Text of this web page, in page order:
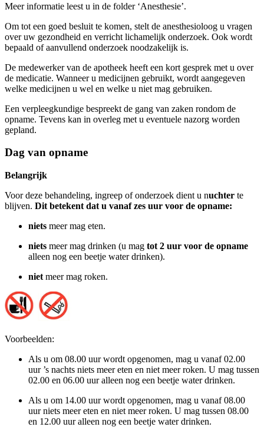
Meer informatie leest u in de folder ‘Anesthesie’.
Om tot een goed besluit te komen, stelt de anesthesioloog u vragen
over uw gezondheid en verricht lichamelijk onderzoek. Ook wordt
bepaald of aanvullend onderzoek noodzakelijk is.
De medewerker van de apotheek heeft een kort gesprek met u over
de medicatie. Wanneer u medicijnen gebruikt, wordt aangegeven
welke medicijnen u wel en welke u niet mag gebruiken.
Een verpleegkundige bespreekt de gang van zaken rondom de
opname. Tevens kan in overleg met u eventuele nazorg worden
gepland.
Dag van opname
Belangrijk
Voor deze behandeling, ingreep of onderzoek dient u nuchter te
blijven. Dit betekent dat u vanaf zes uur voor de opname:
niets meer mag eten.
niets meer mag drinken (u mag tot 2 uur voor de opname
alleen nog een beetje water drinken).
niet meer mag roken.
Voorbeelden:
Als u om 08.00 uur wordt opgenomen, mag u vanaf 02.00
uur ’s nachts niets meer eten en niet meer roken. U mag tussen
02.00 en 06.00 uur alleen nog een beetje water drinken.
Als u om 14.00 uur wordt opgenomen, mag u vanaf 08.00
uur niets meer eten en niet meer roken. U mag tussen 08.00
en 12.00 uur alleen nog een beetje water drinken.